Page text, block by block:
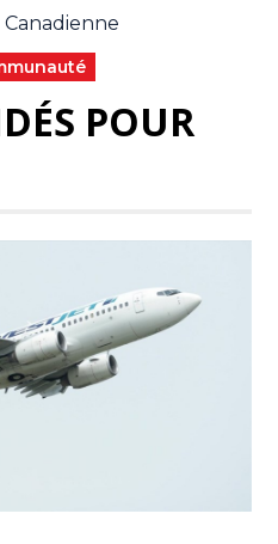
Canadienne
POUR